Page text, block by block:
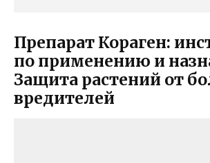
Препарат Кораген:
по применению и
Защита растений от
вредителей